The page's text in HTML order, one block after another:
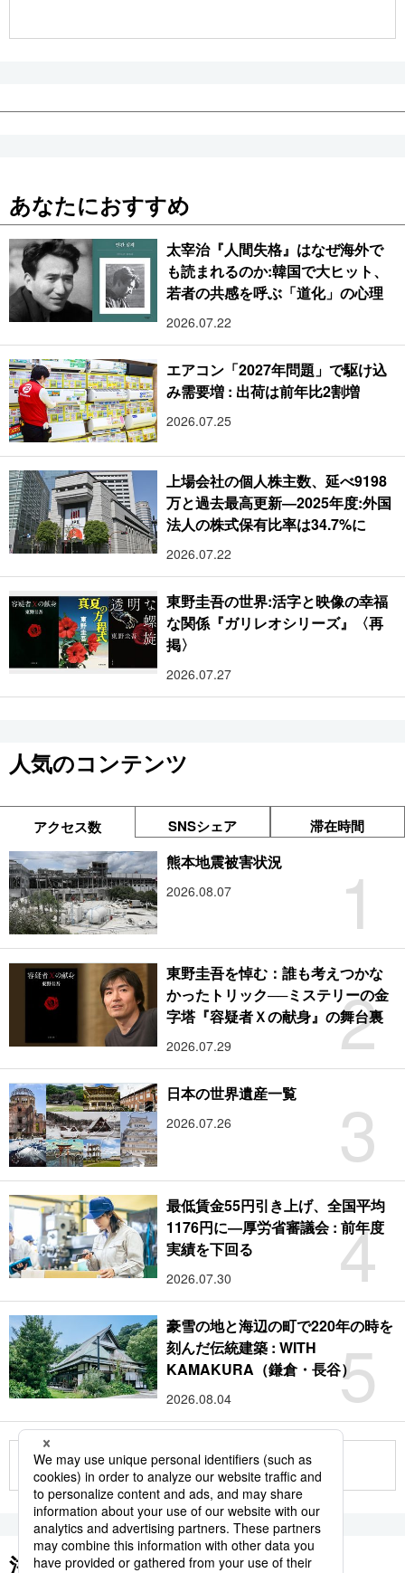
あなたにおすすめ
太宰治『人間失格』はなぜ海外で
も読まれるのか:韓国で大ヒット、
若者の共感を呼ぶ「道化」の心理
2026.07.22
エアコン「2027年問題」で駆け込
み需要増 : 出荷は前年比2割増
2026.07.25
上場会社の個人株主数、延べ9198
万と過去最高更新―2025年度:外国
法人の株式保有比率は34.7%に
2026.07.22
東野圭吾の世界:活字と映像の幸福
な関係『ガリレオシリーズ』〈再
掲〉
2026.07.27
人気のコンテンツ
アクセス数 SNSシェア 滞在時間
1
熊本地震被害状況
2026.08.07
2
東野圭吾を悼む：誰も考えつかな
かったトリック──ミステリーの金
字塔『容疑者Ｘの献身』の舞台裏
2026.07.29
3
日本の世界遺産一覧
2026.07.26
4
最低賃金55円引き上げ、全国平均
1176円に―厚労省審議会 : 前年度
実績を下回る
2026.07.30
5
豪雪の地と海辺の町で220年の時を
刻んだ伝統建築 : WITH
KAMAKURA（鎌倉・長谷）
2026.08.04
もっと見る
注目のキーワード